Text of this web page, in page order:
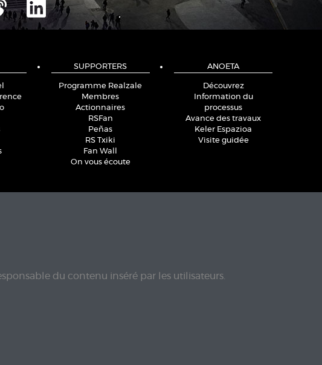
SUPPORTERS
Programme Realzale
Membres
Actionnaires
RSFan
Peñas
RS Txiki
Fan Wall
On vous écoute
ANOETA
Découvrez
Information du
processus
Avance des travaux
Keler Espazioa
Visite guidée
du contenu inséré par les utilisateurs.